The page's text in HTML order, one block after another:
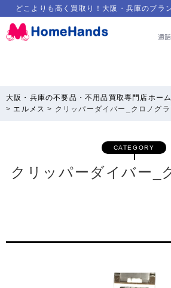
どこよりも高く買取り！大阪・兵庫のブラ
大阪・兵庫の不要品・不用品買取専門店ホー
>エルメス > クリッパーダイバー_クロノグラ
CATEGORY
クリッパーダイバー_